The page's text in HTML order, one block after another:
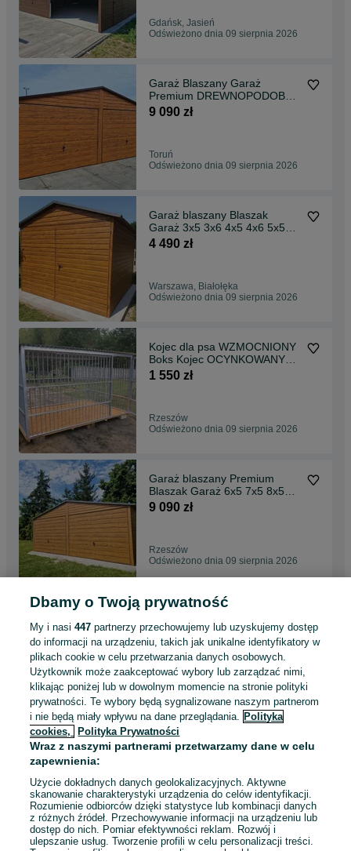
Gdańsk, Jasień
Odświeżono dnia 09 sierpnia 2026
Garaż Blaszany Garaż
Premium DREWNOPODOBNY
garaż Garaże 6x5 6x6 7x6
9 090 zł
Toruń
Odświeżono dnia 09 sierpnia 2026
Garaż blaszany Blaszak
Garaż 3x5 3x6 4x5 4x6 5x5
5x6 6x5 7x5 8x5 9x5 6x6 7x6
4 490 zł
Warszawa, Białołęka
Odświeżono dnia 09 sierpnia 2026
Kojec dla psa WZMOCNIONY
Boks Kojec OCYNKOWANY
Kojec 3x2 SOLIDNY Kojce dla
1 550 zł
Rzeszów
Odświeżono dnia 09 sierpnia 2026
Garaż blaszany Premium
Blaszak Garaż 6x5 7x5 8x5
9x5 6x6 7x6 8x6 9x6 DĄB
!!!
9 090 zł
Rzeszów
Odświeżono dnia 09 sierpnia 2026
Garaż blaszany Garaż
PREMIUM Wzmocniony
PRODUCENT garaz blaszak
4x5 4x6 4x7 4x8 6x5 6x6 9x6
garaże blaszane
WZMOCNIONE garaże
WARSZAWA
5 999 zł
Warszawa, Białołęka
Odświeżono dnia 09 sierpnia 2026
Kojec dla psa 3x2 SOLIDNY
Boks dla psa Kojec
psów PRODUCENT Kojce dla
psów PROMOCJA !!!
Radom
09 sierpnia 2026
Dbamy o Twoją prywatność
My i nasi447 partnerzy przechowujemy lub uzyskujemy dostęp
do informacji na urządzeniu, takich jak unikalne identyfikatory w
plikach cookie w celu przetwarzania danych osobowych.
Użytkownik może zaakceptować wybory lub zarządzać nimi,
klikając poniżej lub w dowolnym momencie na stronie polityki
prywatności. Te wybory będą sygnalizowane naszym partnerom
i nie będą miały wpływu na dane przeglądania. Polityka
cookies,
Polityka Prywatności
Wraz z naszymi partnerami przetwarzamy dane w celu
zapewnienia:
Użycie dokładnych danych geolokalizacyjnych. Aktywne
skanowanie charakterystyki urządzenia do celów identyfikacji.
Rozumienie odbiorców dzięki statystyce lub kombinacji danych
z różnych źródeł. Przechowywanie informacji na urządzeniu lub
dostęp do nich. Pomiar efektywności reklam. Rozwój i
ulepszanie usług. Tworzenie profili w celu personalizacji treści.